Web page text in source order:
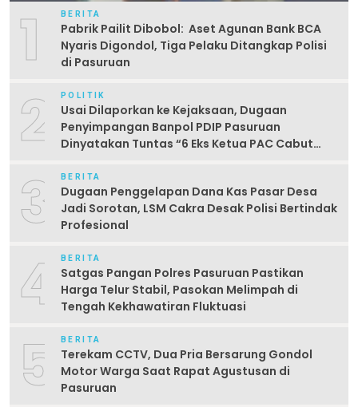
1 BERITA
Pabrik Pailit Dibobol: Aset Agunan Bank BCA
Nyaris Digondol, Tiga Pelaku Ditangkap Polisi
di Pasuruan
2 POLITIK
Usai Dilaporkan ke Kejaksaan, Dugaan
Penyimpangan Banpol PDIP Pasuruan
Dinyatakan Tuntas “6 Eks Ketua PAC Cabut
3 BERITA
Dugaan Penggelapan Dana Kas Pasar Desa
Jadi Sorotan, LSM Cakra Desak Polisi Bertindak
Profesional
4 BERITA
Satgas Pangan Polres Pasuruan Pastikan
Harga Telur Stabil, Pasokan Melimpah di
Tengah Kekhawatiran Fluktuasi
5 BERITA
Terekam CCTV, Dua Pria Bersarung Gondol
Motor Warga Saat Rapat Agustusan di
Pasuruan